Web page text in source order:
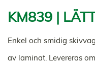
KM839 |
Enkel och smidig
av laminat. Levereras